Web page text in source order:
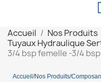
Accueil Nos Produits
Tuyaux Hydraulique
3/4 bsp femelle -3/4
Accueil Nos Produits